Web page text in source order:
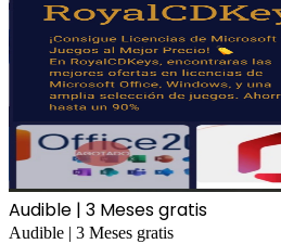
Audible | 3 Meses gratis
Audible | 3 Meses gratis